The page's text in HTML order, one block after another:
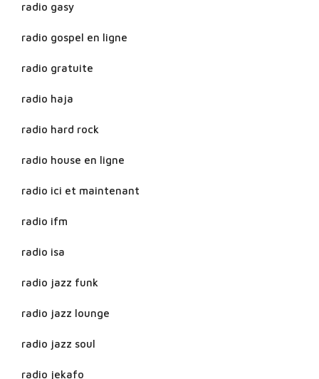
radio gasy
radio gospel en ligne
radio gratuite
radio haja
radio hard rock
radio house en ligne
radio ici et maintenant
radio ifm
radio isa
radio jazz funk
radio jazz lounge
radio jazz soul
radio jekafo